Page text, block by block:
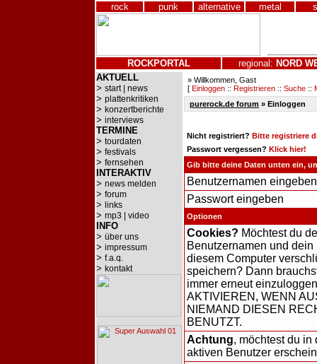
rock punk alternative metal
ROCKPORTAL regional: NORD
AKTUELL
> start | news
> plattenkritiken
> konzertberichte
> interviews
TERMINE
> tourdaten
> festivals
> fernsehen
INTERAKTIV
> news melden
> forum
> links
> mp3 | video
INFO
> über uns
> impressum
> f.a.q.
> kontakt
» Willkommen, Gast
[ Einloggen :: Registrieren :: Suche ::
purerock.de forum » Einloggen
Nicht registriert? Bitte registriere
Passwort vergessen? Klick hier!
Gib bitte deine Daten unten ein,
Benutzernamen eingeben
Passwort eingeben
Optionen
Cookies? Möchtest du
Benutzernamen und dein
diesem Computer
speichern? Dann
immer erneut
AKTIVIEREN, WENN
NIEMAND DIESEN
BENUTZT.
Achtung, möchtest du in
aktiven Benutzer